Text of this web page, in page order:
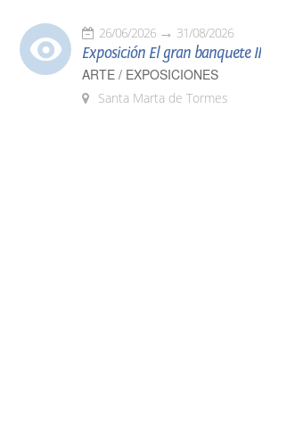
26/06/2026 31/08/2026
Exposición El gran banquete II
ARTE / EXPOSICIONES
Santa Marta de Tormes